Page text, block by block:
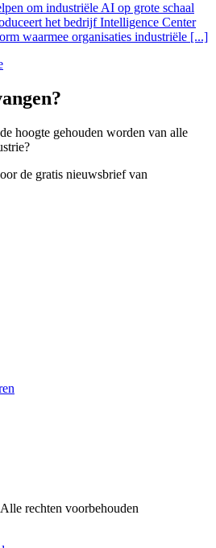
om industriële AI op grote schaal
het bedrijf Intelligence Center
waarmee organisaties industriële [...]
hoogte gehouden worden van alle
de gratis nieuwsbrief van
Alle rechten voorbehouden